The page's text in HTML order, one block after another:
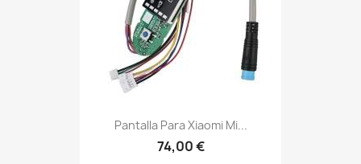
Pantalla Para Xiaomi Mi...
74,00 €